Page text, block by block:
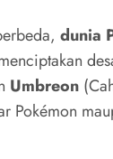
dunia
Umbreon
Pokémon